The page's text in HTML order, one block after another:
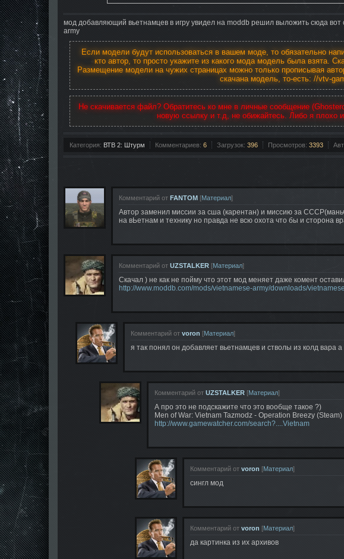
мод добавляющий вьетнамцев в игру увидел на moddb решил выложить сюда
army
Если модели будут использоваться в вашем моде, то обязательно
кто автор, то просто укажите из какого мода модель была взята.
Размещение модели на чужих страницах можно только прописывая
скачана модель, то-есть: //vtv-
Не скачивается файл? Обратитесь ко мне в личные сообщение
новую ссылку и т.д, не обижайтесь. Либо я плохо
Категория: ВТВ 2: Штурм Комментариев: 6 Загрузок: 396 Просмотров: 3393
Комментарий от FANTOM [Материал]
Автор заменил миссии за сша (карентан) и миссию за
на вЬетнам и технику но правда не всю охота что бы и сторона
Комментарий от UZSTALKER [Материал]
Скачал ) не как не пойму что этот мод меняет даже комент
http://www.moddb.com/mods/vietnamese-army/downloads/
Комментарий от voron [Материал]
я так понял он добавляет вьетнамцев и стволы из колд вара а
Комментарий от UZSTALKER [Материал]
А про это не подскажите что это вообще такое ?)
Men of War: Vietnam Tazmodz - Operation Breezy (Steam)
http://www.gamewatcher.com/search?....Vietnam
Комментарий от voron [Материал]
сингл мод
Комментарий от voron [Материал]
да картинка из их архивов